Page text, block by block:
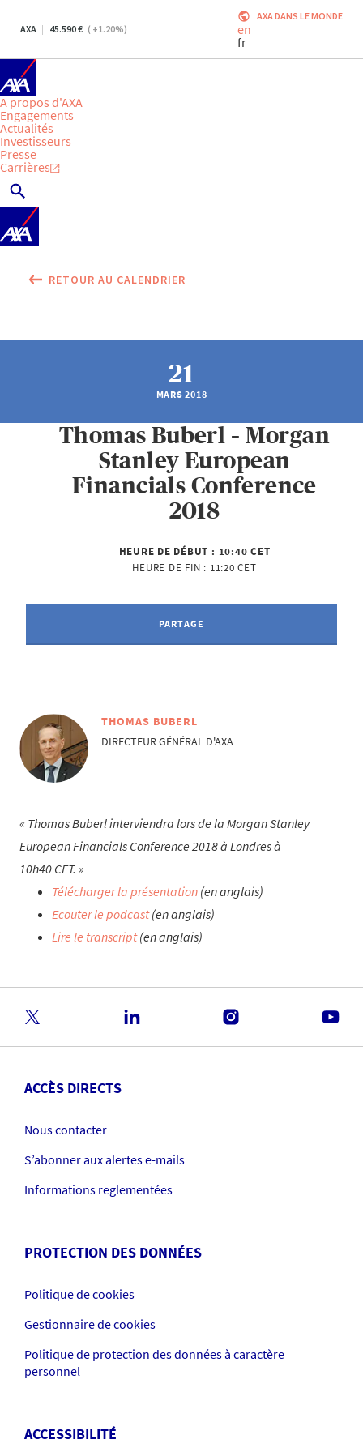
AXA 45.590 ( +1.20%)
AXA DANS LE MONDE
en
fr
A propos d'AXA
Engagements
Actualités
Investisseurs
Presse
Carrières
RETOUR AU CALENDRIER
21
MARS 2018
Thomas Buberl – Morgan
Stanley European
Financials Conference
2018
HEURE DE DÉBUT : 10:40 CET
HEURE DE FIN : 11:20 CET
PARTAGE
THOMAS BUBERL
DIRECTEUR GÉNÉRAL D'AXA
Thomas Buberl interviendra lors de la Morgan Stanley
European Financials Conference 2018 à Londres à
10h40 CET.
Télécharger la présentation (en anglais)
Ecouter le podcast(en anglais)
Lire le transcript(en anglais)
ACCÈS DIRECTS
Nous contacter
S’abonner aux alertes e-mails
Informations reglementées
PROTECTION DES DONNÉES
Politique de cookies
Gestionnaire de cookies
Politique de protection des données à caractère
personnel
ACCESSIBILITÉ